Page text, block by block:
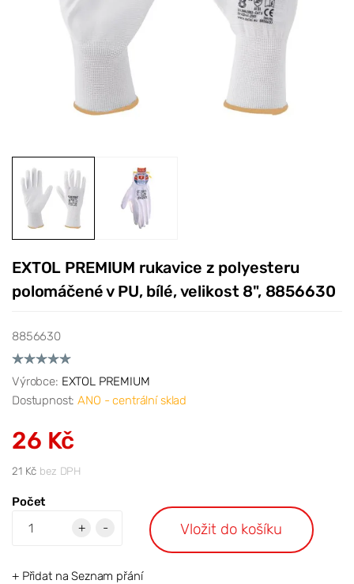
EXTOL PREMIUM rukavice z polyesteru
polomáčené v PU, bílé, velikost 8", 8856630
8856630
Výrobce: EXTOL PREMIUM
Dostupnost:ANO - centrální sklad
26 Kč
21 Kč bez DPH
Počet
+
- Vložit do košíku
+ Přidat na Seznam přání